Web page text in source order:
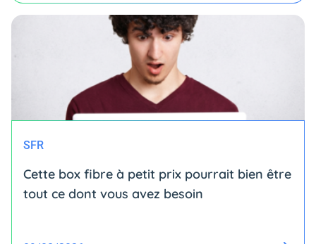
SFR
Cette box fibre à petit prix pourrait bien être
tout ce dont vous avez besoin